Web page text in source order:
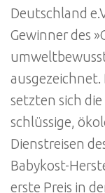
Deutschland
Gewinner des
setzten sich
schlüssige,
Dienstreisen
Babykost-
erste Preis in